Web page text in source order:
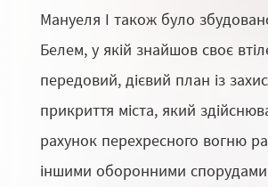
Мануеля I також було
Белем, у якій знайшов своє
передовий, дієвий план із
прикриття міста, який
рахунок перехресного вогню
іншими оборонними